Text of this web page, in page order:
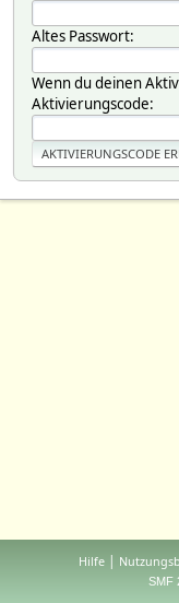
Altes Passwort:
Wenn du deinen
Aktivierungscode:
Hilfe |
SMF